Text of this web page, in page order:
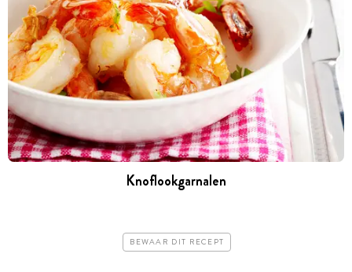
Knoflookgarnalen
BEWAAR DIT RECEPT